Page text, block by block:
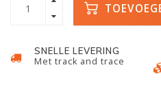
SNELLE LEVERING
Met track and trace